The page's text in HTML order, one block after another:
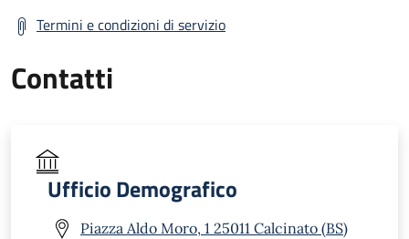
Termini e condizioni di servizio
Contatti
Ufficio Demografico
Piazza Aldo Moro, 1 25011 Calcinato (BS)